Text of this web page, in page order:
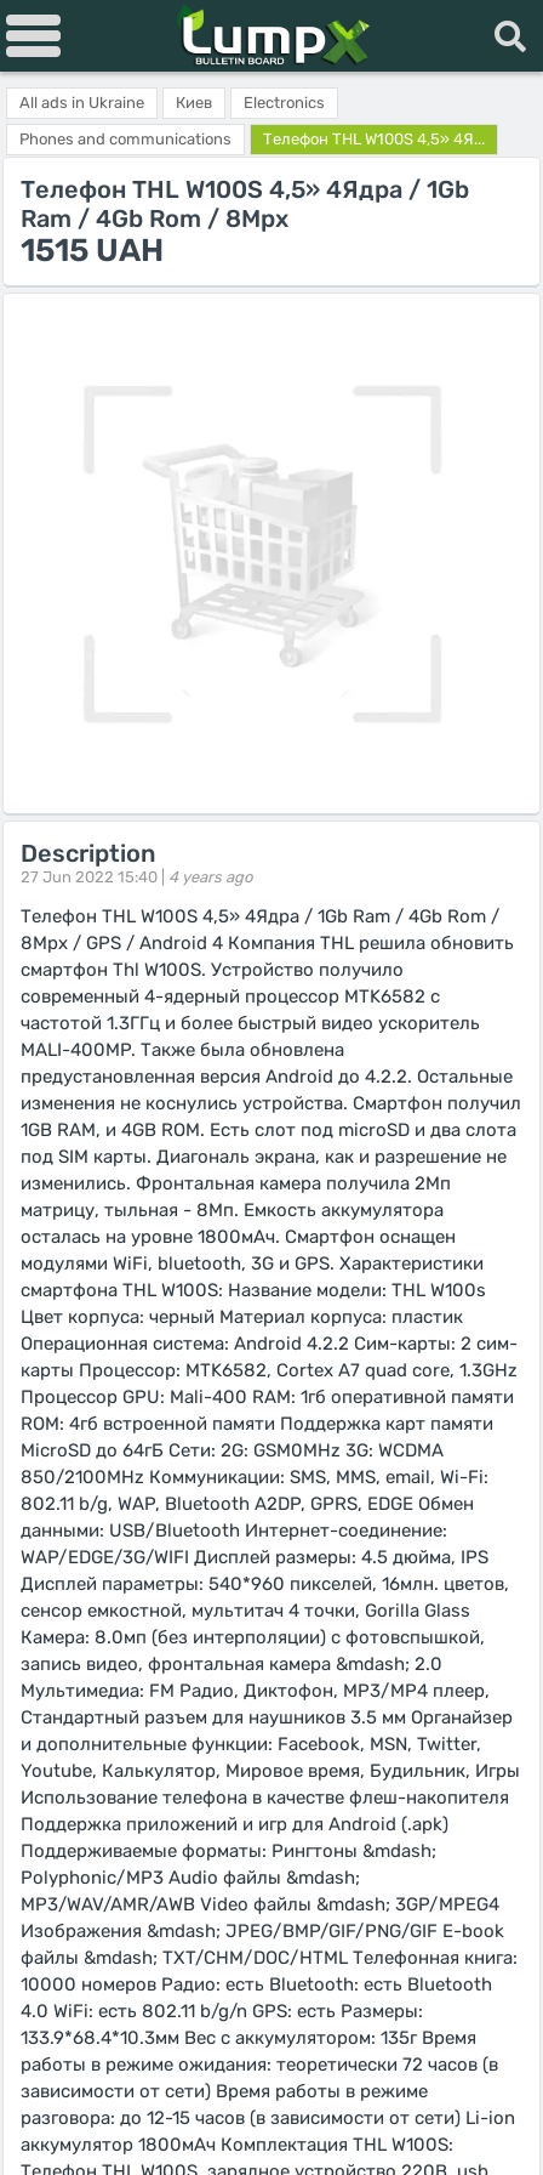
All ads in Ukraine Киев
Electronics
Phones and communications
Телефон THL W100S 4,5» 4Я...
Телефон THL W100S 4,5» 4Ядра / 1Gb
Ram / 4Gb Rom / 8Mpx
1515 UAH
Description
27 Jun 2022 15:40 | 4 years ago
Телефон THL W100S 4,5» 4Ядра / 1Gb Ram / 4Gb Rom /
8Mpx / GPS / Android 4 Компания THL решила обновить
смартфон Thl W100S. Устройство получило
современный 4-ядерный процессор MTK6582 с
частотой 1.3ГГц и более быстрый видео ускоритель
MALI-400MP. Также была обновлена
предустановленная версия Android до 4.2.2. Остальные
изменения не коснулись устройства. Смартфон получил
1GB RAM, и 4GB ROM. Есть слот под microSD и два слота
под SIM карты. Диагональ экрана, как и разрешение не
изменились. Фронтальная камера получила 2Мп
матрицу, тыльная - 8Мп. Емкость аккумулятора
осталась на уровне 1800мАч. Смартфон оснащен
модулями WiFi, bluetooth, 3G и GPS. Характеристики
смартфона THL W100S: Название модели: THL W100s
Цвет корпуса: черный Материал корпуса: пластик
Операционная система: Android 4.2.2 Сим-карты: 2 сим-
карты Процессор: MTK6582, Cortex A7 quad core, 1.3GHz
Процессор GPU: Mali-400 RAM: 1гб оперативной памяти
ROM: 4гб встроенной памяти Поддержка карт памяти
MicroSD до 64гБ Сети: 2G: GSM0MHz 3G: WCDMA
850/2100MHz Коммуникации: SMS, MMS, email, Wi-Fi:
802.11 b/g, WAP, Bluetooth A2DP, GPRS, EDGE Обмен
данными: USB/Bluetooth Интернет-соединение:
WAP/EDGE/3G/WIFI Дисплей размеры: 4.5 дюйма, IPS
Дисплей параметры: 540*960 пикселей, 16млн. цветов,
сенсор емкостной, мультитач 4 точки, Gorilla Glass
Камера: 8.0мп (без интерполяции) с фотовспышкой,
запись видео, фронтальная камера &mdash; 2.0
Мультимедиа: FM Радио, Диктофон, MP3/MP4 плеер,
Стандартный разъем для наушников 3.5 мм Органайзер
и дополнительные функции: Facebook, MSN, Twitter,
Youtube, Калькулятор, Мировое время, Будильник, Игры
Использование телефона в качестве флеш-накопителя
Поддержка приложений и игр для Android (.apk)
Поддерживаемые форматы: Рингтоны &mdash;
Polyphonic/MP3 Audio файлы &mdash;
MP3/WAV/AMR/AWB Video файлы &mdash; 3GP/MPEG4
Изображения &mdash; JPEG/BMP/GIF/PNG/GIF E-book
файлы &mdash; TXT/CHM/DOC/HTML Телефонная книга:
10000 номеров Радио: есть Bluetooth: есть Bluetooth
4.0 WiFi: есть 802.11 b/g/n GPS: есть Размеры:
133.9*68.4*10.3мм Вес с аккумулятором: 135г Время
работы в режиме ожидания: теоретически 72 часов (в
зависимости от сети) Время работы в режиме
разговора: до 12-15 часов (в зависимости от сети) Li-ion
аккумулятор 1800мАч Комплектация THL W100S: